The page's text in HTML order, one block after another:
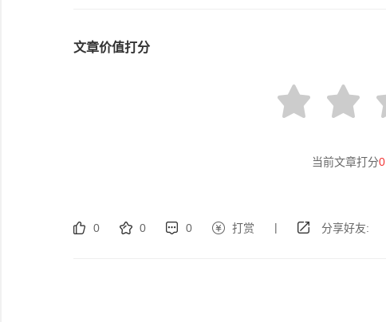
文章价值打分
当前文章打分0
0 0 0 打赏 | 分享好友: